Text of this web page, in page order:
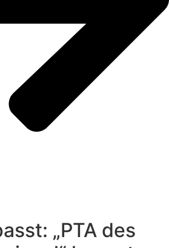
„PTA des